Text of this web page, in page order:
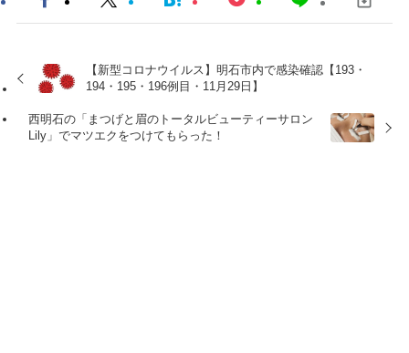
【新型コロナウイルス】明石市内で感染確認【193・
194・195・196例目・11月29日】
西明石の「まつげと眉のトータルビューティーサロン
Lily」でマツエクをつけてもらった！